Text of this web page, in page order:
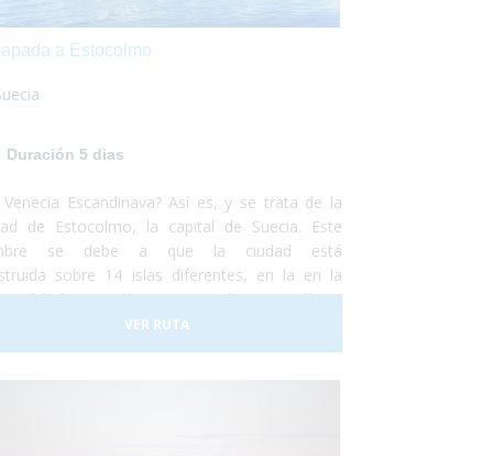
a Estocolmo
Duración 5 dias
Venecia Escandinava? Así es, y se trata de la
de Estocolmo, la capital de Suecia. Este
se debe a que la ciudad está
sobre 14 islas diferentes, en la en la
del lago Mälaren con el mar Báltico,
por más de cincuenta puentes. No
es la capital de Suecia sino que se la puede
VER RUTA